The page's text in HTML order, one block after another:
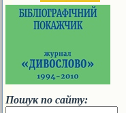
Пошук по сайту: